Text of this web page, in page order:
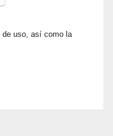
de uso, así como la